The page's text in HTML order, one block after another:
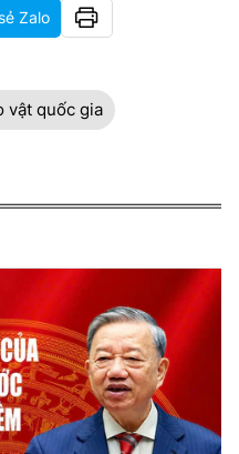
Zalo
vật quốc gia